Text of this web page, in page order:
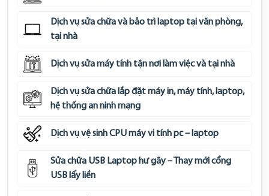
Dịch vụ sửa chữa và bảo trì laptop tại văn phòng,
tại nhà
Dịch vụ sửa máy tính tận nơi làm việc và tại nhà
Dịch vụ sửa chữa lắp đặt máy in, máy tính, laptop,
hệ thống an ninh mạng
Dịch vụ vệ sinh CPU máy vi tính pc – laptop
Sửa chữa USB Laptop hư gãy – Thay mới cổng
USB lấy liền